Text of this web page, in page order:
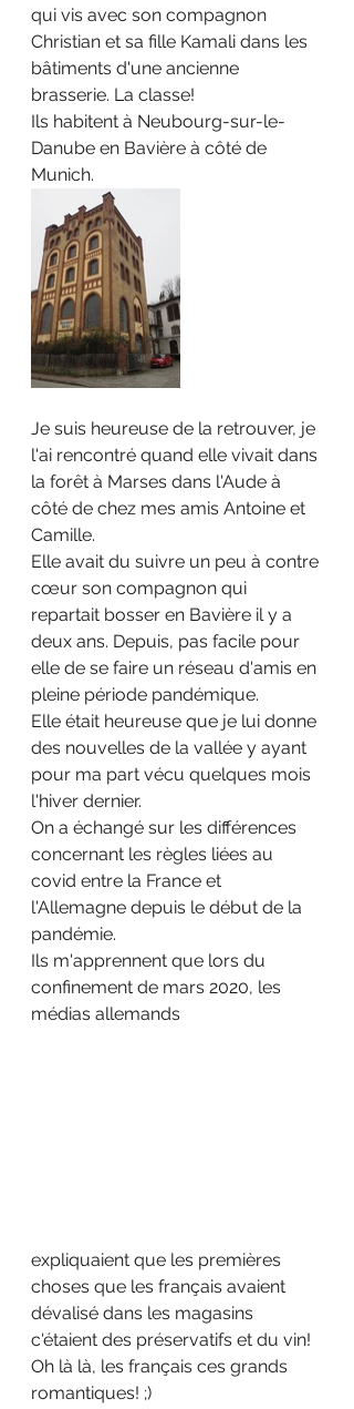
qui vis avec son compagnon
Christian et sa fille Kamali dans les
bâtiments d'une ancienne
brasserie. La classe!
Ils habitent à Neubourg-sur-le-
Danube en Bavière à côté de
Munich.
Je suis heureuse de la retrouver, je
l'ai rencontré quand elle vivait dans
la forêt à Marses dans l'Aude à
côté de chez mes amis Antoine et
Camille.
Elle avait du suivre un peu à contre
cœur son compagnon qui
repartait bosser en Bavière il y a
deux ans. Depuis, pas facile pour
elle de se faire un réseau d'amis en
pleine période pandémique.
Elle était heureuse que je lui donne
des nouvelles de la vallée y ayant
pour ma part vécu quelques mois
l'hiver dernier.
On a échangé sur les différences
concernant les règles liées au
covid entre la France et
l'Allemagne depuis le début de la
pandémie.
Ils m'apprennent que lors du
confinement de mars 2020, les
médias allemands
expliquaient que les premières
choses que les français avaient
dévalisé dans les magasins
c'étaient des préservatifs et du vin!
Oh là là, les français ces grands
romantiques! ;)